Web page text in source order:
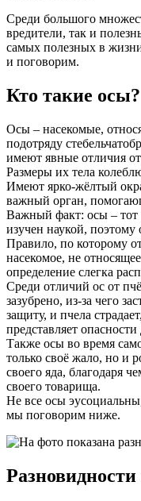
Среди большого
вредители, так и
самых полезных в
и поговорим.
Кто такие осы?
Осы – насекомые,
подотряду
имеют явные отличия от
Размеры их тела
Имеют ярко-жёлтый
важный орган,
Важный факт: осы – тот
изучен наукой, поэтому
Правило, по которому
насекомое, не
определение слегка
Среди отличий ос от
зазубрено, из-за чего
защиту, и пчела
представляет
Также осы во время
только своё жало, но и
своего яда, благодаря
своего товарища.
Не все осы
мы поговорим ниже.
Разновидности